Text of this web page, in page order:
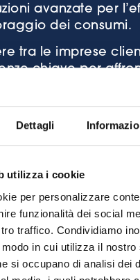
Dettagli
utilizza i cookie
per personalizzare
funzionalità dei social
traffico. Condividiamo
in cui utilizza il nostro
si occupano di analisi dei
avanzate per
dei consumi.
tra le imprese
chiave per
sostenibilità
e innovazione
specializzate in
digitale e
di un sistema
formazione e